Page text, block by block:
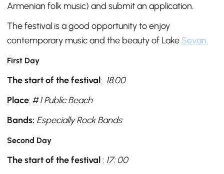
Armenian folk music) and submit an application.
The festival is a good opportunity to enjoy
contemporary music and the beauty of Lake Sevan.
First Day
The start of the festival: 18:00
Place: #1 Public Beach
Bands: Especially Rock Bands
Second Day
The start of the festival: 17: 00